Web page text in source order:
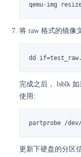
qemu-img
将 raw 格式的镜像
dd
完成之后， lsblk
使用:
partprobe /
更新下硬盘的分区